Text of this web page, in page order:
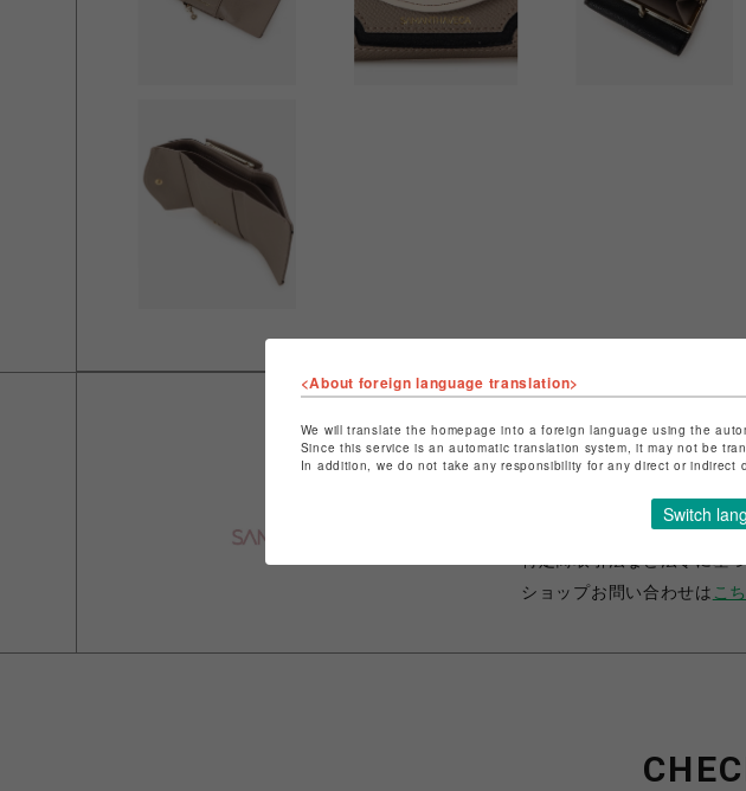
池袋PARCO
ショップお問い合わせは こ
<About foreign language translation>
We will translate the homepage into a foreign language using the
Since this service is an automatic translation system, it may not be
In addition, we do not take any responsibility for any direct or indirect
Switch